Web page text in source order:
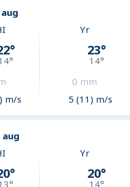
°
°
m/s
Yr
23°
14°
0 mm
5 (11) m/s
aug
°
°
Yr
20°
14°